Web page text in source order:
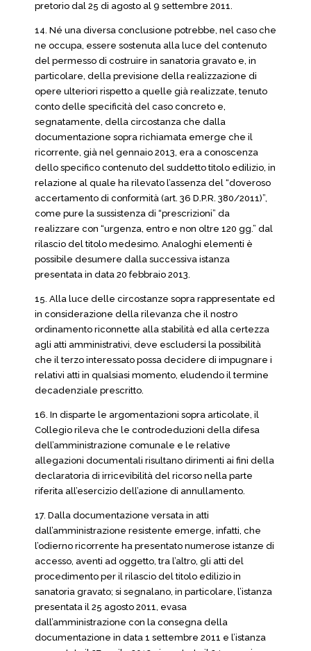
pretorio dal 25 di agosto al 9 settembre 2011.
14. Né una diversa conclusione potrebbe, nel caso che
ne occupa, essere sostenuta alla luce del contenuto
del permesso di costruire in sanatoria gravato e, in
particolare, della previsione della realizzazione di
opere ulteriori rispetto a quelle già realizzate, tenuto
conto delle specificità del caso concreto e,
segnatamente, della circostanza che dalla
documentazione sopra richiamata emerge che il
ricorrente, già nel gennaio 2013, era a conoscenza
dello specifico contenuto del suddetto titolo edilizio, in
relazione al quale ha rilevato l’assenza del “doveroso
accertamento di conformità (art. 36 D.P.R. 380/2011)”,
come pure la sussistenza di “prescrizioni” da
realizzare con “urgenza, entro e non oltre 120 gg.” dal
rilascio del titolo medesimo. Analoghi elementi è
possibile desumere dalla successiva istanza
presentata in data 20 febbraio 2013.
15. Alla luce delle circostanze sopra rappresentate ed
in considerazione della rilevanza che il nostro
ordinamento riconnette alla stabilità ed alla certezza
agli atti amministrativi, deve escludersi la possibilità
che il terzo interessato possa decidere di impugnare i
relativi atti in qualsiasi momento, eludendo il termine
decadenziale prescritto.
16. In disparte le argomentazioni sopra articolate, il
Collegio rileva che le controdeduzioni della difesa
dell’amministrazione comunale e le relative
allegazioni documentali risultano dirimenti ai fini della
declaratoria di irricevibilità del ricorso nella parte
riferita all’esercizio dell’azione di annullamento.
17. Dalla documentazione versata in atti
dall’amministrazione resistente emerge, infatti, che
l’odierno ricorrente ha presentato numerose istanze di
accesso, aventi ad oggetto, tra l’altro, gli atti del
procedimento per il rilascio del titolo edilizio in
sanatoria gravato; si segnalano, in particolare, l’istanza
presentata il 25 agosto 2011, evasa
dall’amministrazione con la consegna della
documentazione in data 1 settembre 2011 e l’istanza